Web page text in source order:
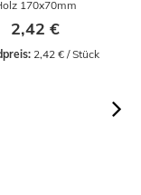
170x70mm
2,42 €
2,42 € / Stück